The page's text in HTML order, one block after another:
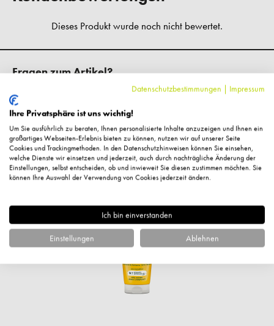
Fragen zum Artikel?
Ähnliche Artikel
Datenschutzbestimmungen | Impressum
Ihre Privatsphäre ist uns wichtig!
Um Sie ausführlich zu beraten, Ihnen personalisierte Inhalte anzuzeigen und Ihnen ein
großartiges Webseiten-Erlebnis bieten zu können, nutzen wir auf unserer Seite
Cookies und Trackingmethoden. In den Datenschutzhinweisen können Sie einsehen,
welche Dienste wir einsetzen und jederzeit, auch durch nachträgliche Änderung der
Einstellungen, selbst entscheiden, ob und inwieweit Sie diesen zustimmen möchten. Sie
können Ihre Auswahl der Verwendung von Cookies jederzeit ändern.
Ich bin einverstanden
Einstellungen Ablehnen